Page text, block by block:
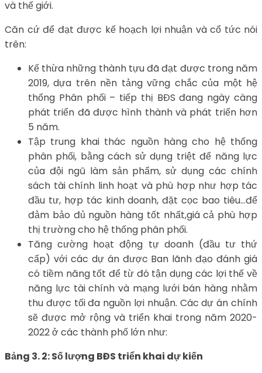
và thế giới.
Căn cứ để đạt được kế hoạch lợi nhuận và cổ tức nói
trên:
Kế thừa những thành tựu đã đạt được trong năm
2019, dựa trên nền tảng vững chắc của một hệ
thống Phân phối – tiếp thị BĐS đang ngày càng
phát triển đã được hình thành và phát triển hơn
5 năm.
Tập trung khai thác nguồn hàng cho hệ thống
phân phối, bằng cách sử dụng triệt để năng lực
của đội ngũ làm sản phẩm, sử dụng các chính
sách tài chính linh hoạt và phù hợp như hợp tác
đầu tư, hợp tác kinh doanh, đặt cọc bao tiêu…để
đảm bảo đủ nguồn hàng tốt nhất,giá cả phù hợp
thị trường cho hệ thống phân phối.
Tăng cường hoạt động tự doanh (đầu tư thứ
cấp) với các dự án được Ban lãnh đạo đánh giá
có tiềm năng tốt để từ đó tận dụng các lợi thế về
năng lực tài chính và mạng lưới bán hàng nhằm
thu được tối đa nguồn lợi nhuận. Các dự án chính
sẽ được mở rộng và triển khai trong năm 2020-
2022 ở các thành phố lớn như:
Bảng 3. 2: Số lượng BĐS triển khai dự kiến